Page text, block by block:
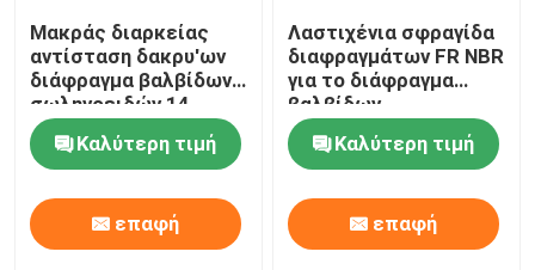
Μακράς διαρκείας
αντίσταση δακρυ'ων
διάφραγμα βαλβίδων
σωληνοειδών 14
ίντσας για την
αφαίρεση σκόνης
εγκαταστάσεων
παραγωγής ενέργειας
Καλύτερη τιμή
επαφή
Λαστιχένια σφραγίδα
διαφραγμάτων FR NBR
για το διάφραγμα
βαλβίδων
σωληνοειδών
εξοπλισμού
αφαίρεσης σκόνης
Καλύτερη τιμή
επαφή